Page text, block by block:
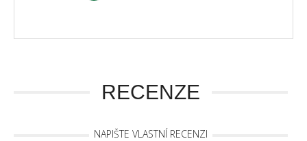
RECENZE
NAPIŠTE VLASTNÍ RECENZI